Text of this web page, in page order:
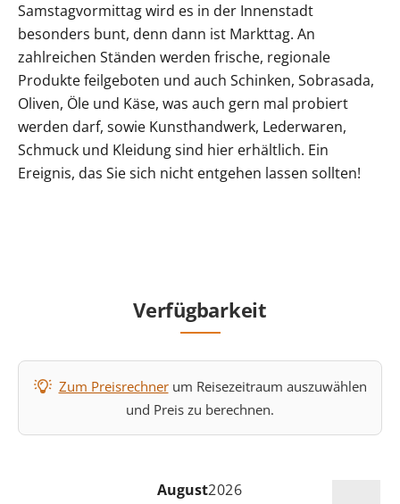
Samstagvormittag wird es in der Innenstadt
besonders bunt, denn dann ist Markttag. An
zahlreichen Ständen werden frische, regionale
Produkte feilgeboten und auch Schinken, Sobrasada,
Oliven, Öle und Käse, was auch gern mal probiert
werden darf, sowie Kunsthandwerk, Lederwaren,
Schmuck und Kleidung sind hier erhältlich. Ein
Ereignis, das Sie sich nicht entgehen lassen sollten!
Verfügbarkeit
Zum Preisrechnerum Reisezeitraum auszuwählen
und Preis zu berechnen.
August2026